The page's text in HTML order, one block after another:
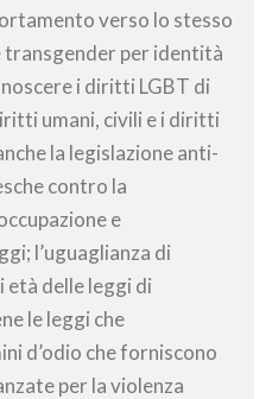
verso lo stesso
transgender per identità
i diritti LGBT di
umani, civili e i diritti
la legislazione anti-
contro la
e
l’uguaglianza di
età delle leggi di
le leggi che
d’odio che forniscono
per la violenza